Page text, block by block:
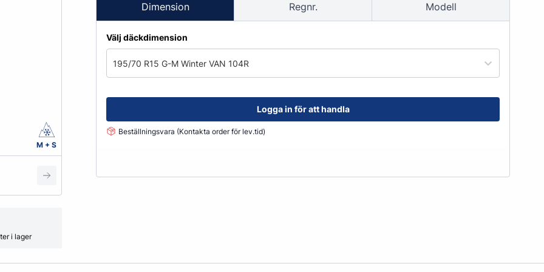
Grönyte & Smådäck
order@kransensgummi.se
Till kundservice
Kåpor
Mutterpåsar
Spacer
Ventiler
Vikter
Smörjmedel, Kemikalier & Vätskor
Alkylatbensin
Skyddsutrustning
M + S
i lager
Dimension Regnr. Modell
Välj däckdimension
195/70 R15 G-M Winter VAN 104R
Logga in för att handla
Beställningsvara (Kontakta order för lev.tid)